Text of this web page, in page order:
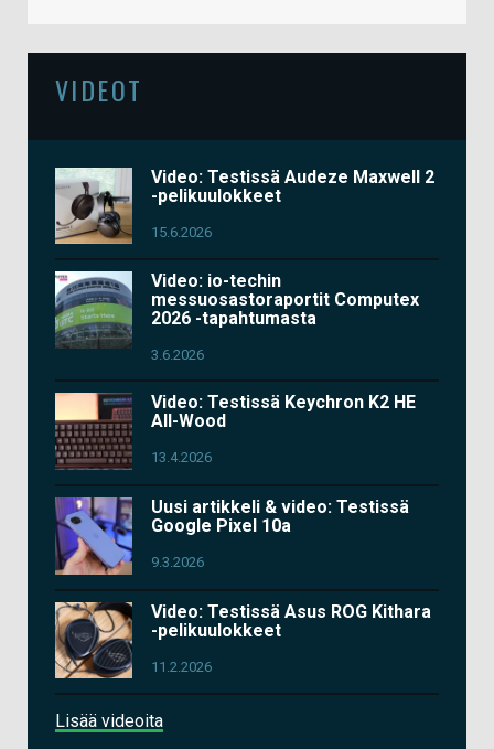
VIDEOT
Video: Testissä Audeze Maxwell 2
-pelikuulokkeet
15.6.2026
Video: io-techin
messuosastoraportit Computex
2026 -tapahtumasta
3.6.2026
Video: Testissä Keychron K2 HE
All-Wood
13.4.2026
Uusi artikkeli & video: Testissä
Google Pixel 10a
9.3.2026
Video: Testissä Asus ROG Kithara
-pelikuulokkeet
11.2.2026
Lisää videoita